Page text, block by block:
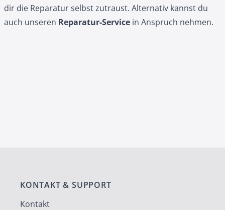
dir die Reparatur selbst zutraust. Alternativ kannst du
auch unseren Reparatur‑Service in Anspruch nehmen.
KONTAKT & SUPPORT
Kontakt